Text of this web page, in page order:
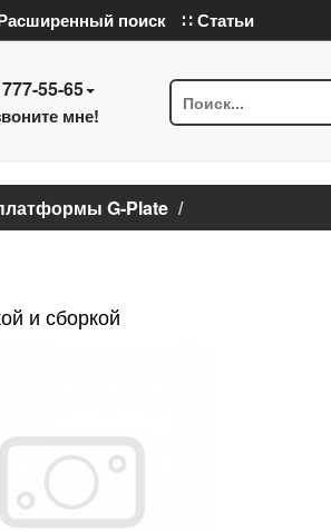
поиск ∷ Статьи
55-65
мне!
G-Plate
и сборкой